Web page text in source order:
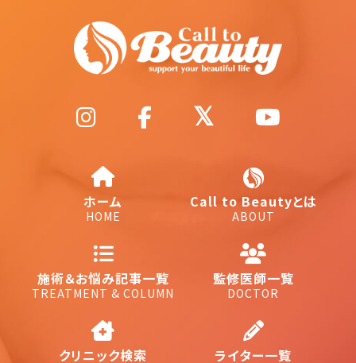
ホーム
HOME
Call to Beautyとは
ABOUT
施術＆お悩み記事一覧
TREATMENT & COLUMN
監修医師一覧
DOCTOR
クリニック検索 ライター一覧